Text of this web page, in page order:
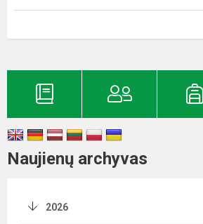
Naujienų archyvas
2026